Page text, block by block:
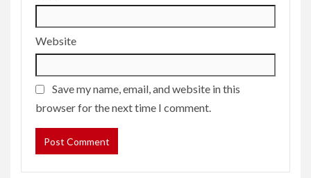
Website
Save my name, email, and website in this
browser for the next time I comment.